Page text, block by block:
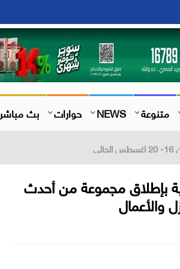
متنوعة NEWS حوارات بث مباشر
قدوة-تك
بإطلاق مجموعة من أحدث
والأعمال